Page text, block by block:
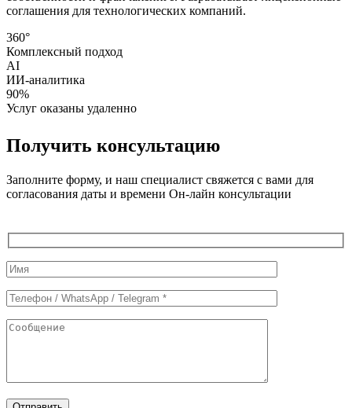
соглашения для технологических компаний.
360°
Комплексный подход
AI
ИИ-аналитика
90%
Услуг оказаны удаленно
Получить консультацию
Заполните форму, и наш специалист свяжется с вами для
согласования даты и времени Он-лайн консультации
Служебные
поля
формы